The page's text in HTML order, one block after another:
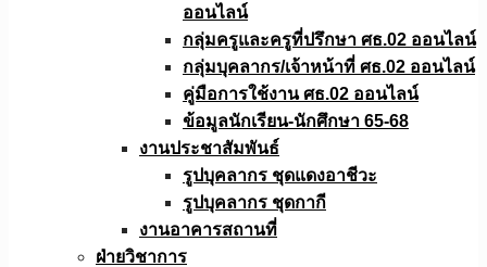
ออนไลน์
กลุ่มครูและครูที่ปรึกษา ศธ.02 ออนไลน์
กลุ่มบุคลากร/เจ้าหน้าที่ ศธ.02 ออนไลน์
คู่มือการใช้งาน ศธ.02 ออนไลน์
ข้อมูลนักเรียน-นักศึกษา 65-68
งานประชาสัมพันธ์
รูปบุคลากร ชุดแดงอาชีวะ
รูปบุคลากร ชุดกากี
งานอาคารสถานที่
ฝ่ายวิชาการ